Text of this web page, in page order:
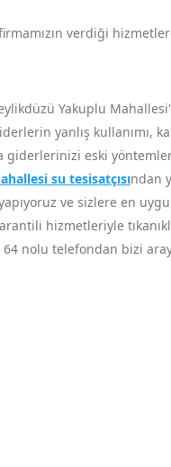
verdiği
Yakuplu
yanlış kullanımı,
giderlerinizi eski
su tesisatçısından
ve sizlere en
hizmetleriyle
64 nolu telefondan bizi